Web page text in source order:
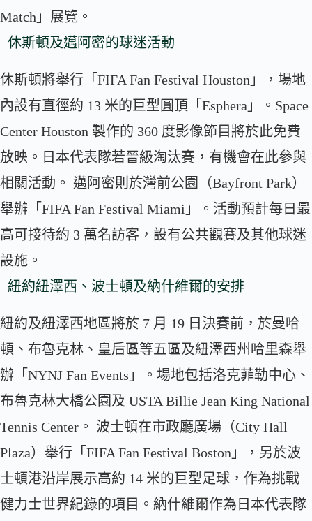
Match」展覽。
休斯頓及邁阿密的球迷活動
休斯頓將舉行「FIFA Fan Festival Houston」，場地
內設有直徑約 13 米的巨型圓頂「Esphera」。Space
Center Houston 製作的 360 度影像節目將於此免費
放映。日本代表隊若晉級淘汰賽，有機會在此參與
相關活動。 邁阿密則於灣前公園（Bayfront Park）
舉辦「FIFA Fan Festival Miami」。活動預計每日最
高可接待約 3 萬名訪客，設有公共觀賽及其他球迷
設施。
紐約紐澤西、波士頓及納什維爾的安排
紐約及紐澤西地區將於 7 月 19 日決賽前，於曼哈
頓、布魯克林、皇后區等五區及紐澤西州哈里森舉
辦「NYNJ Fan Events」。場地包括洛克菲勒中心、
布魯克林大橋公園及 USTA Billie Jean King National
Tennis Center。 波士頓在市政廳廣場（City Hall
Plaza）舉行「FIFA Fan Festival Boston」，另於波
士頓港沿岸展示高約 14 米的巨型足球，作為挑戰
健力士世界紀錄的項目。納什維爾作為日本代表隊